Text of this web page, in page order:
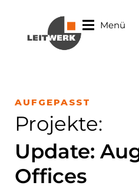
Menü
AUFGEPASST
Projekte:
Update:
Offices